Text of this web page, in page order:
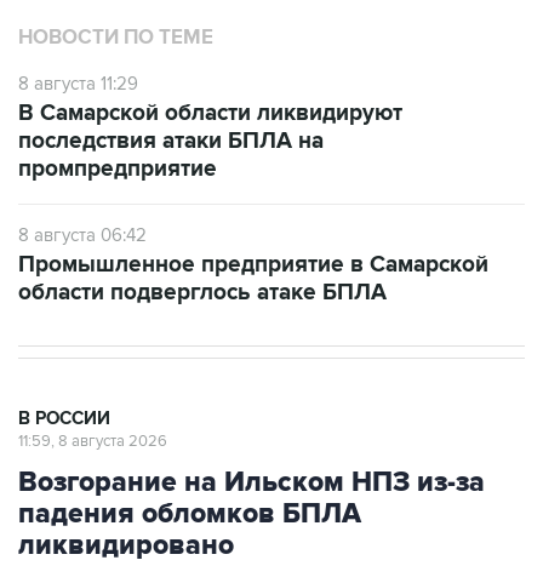
НОВОСТИ ПО ТЕМЕ
8 августа 11:29
В Самарской области ликвидируют
последствия атаки БПЛА на
промпредприятие
8 августа 06:42
Промышленное предприятие в Самарской
области подверглось атаке БПЛА
В РОССИИ
11:59, 8 августа 2026
Возгорание на Ильском НПЗ из-за
падения обломков БПЛА
ликвидировано